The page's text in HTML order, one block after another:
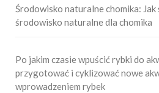
Środowisko naturalne chomika:
środowisko naturalne dla chomika
Po jakim czasie wpuścić rybki do
przygotować i cyklizować nowe
wprowadzeniem rybek